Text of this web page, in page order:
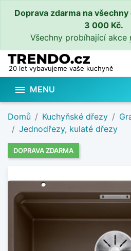
Doprava zdarma na
3 000 Kč.
Všechny probíhající akce
20 let vybavujeme vaše kuchyně
 MENU
Domů Kuchyňské dřezy
Jednodřezy, kulaté dřezy
DOPRAVA ZDARMA